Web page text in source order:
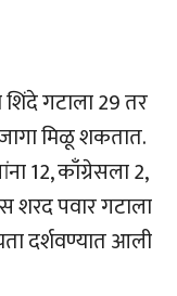
गटाला 29 तर
जागा मिळू शकतात.
12, काँग्रेसला 2,
शरद पवार गटाला
दर्शवण्यात आली